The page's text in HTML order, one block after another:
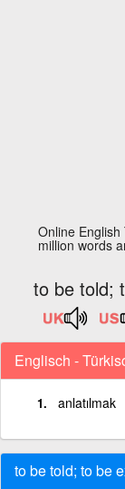
Online
million words
to be told;
Englisch -
anlatılmak
to be told; to be